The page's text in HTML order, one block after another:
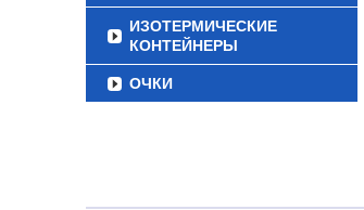
ИЗОТЕРМИЧЕСКИЕ
КОНТЕЙНЕРЫ
ОЧКИ